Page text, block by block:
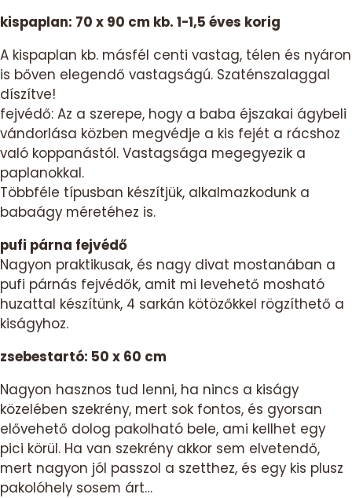
kispaplan: 70 x 90 cm kb. 1-1,5 éves korig
A kispaplan kb. másfél centi vastag, télen és nyáron
is bőven elegendő vastagságú. Szaténszalaggal
díszítve!
fejvédő: Az a szerepe, hogy a baba éjszakai ágybeli
vándorlása közben megvédje a kis fejét a rácshoz
való koppanástól. Vastagsága megegyezik a
paplanokkal.
Többféle típusban készítjük, alkalmazkodunk a
babaágy méretéhez is.
pufi párna fejvédő
Nagyon praktikusak, és nagy divat mostanában a
pufi párnás fejvédők, amit mi levehető mosható
huzattal készítünk, 4 sarkán kötözőkkel rögzíthető a
kiságyhoz.
zsebestartó: 50 x 60 cm
Nagyon hasznos tud lenni, ha nincs a kiságy
közelében szekrény, mert sok fontos, és gyorsan
elővehető dolog pakolható bele, ami kellhet egy
pici körül. Ha van szekrény akkor sem elvetendő,
mert nagyon jól passzol a szetthez, és egy kis plusz
pakolóhely sosem árt…